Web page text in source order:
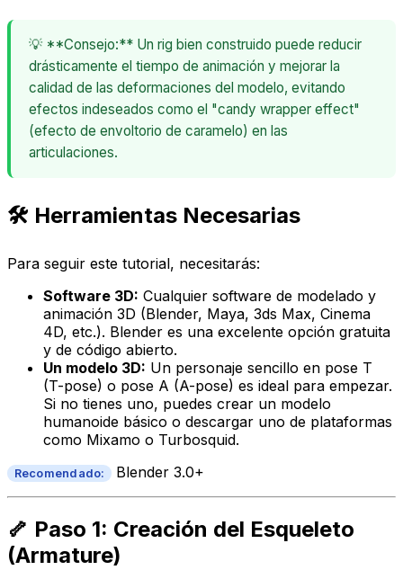
💡 **Consejo:** Un rig bien construido puede reducir
drásticamente el tiempo de animación y mejorar la
calidad de las deformaciones del modelo, evitando
efectos indeseados como el "candy wrapper effect"
(efecto de envoltorio de caramelo) en las
articulaciones.
🛠️ Herramientas Necesarias
Para seguir este tutorial, necesitarás:
Software 3D: Cualquier software de modelado y
animación 3D (Blender, Maya, 3ds Max, Cinema
4D, etc.). Blender es una excelente opción gratuita
y de código abierto.
Un modelo 3D: Un personaje sencillo en pose T
(T-pose) o pose A (A-pose) es ideal para empezar.
Si no tienes uno, puedes crear un modelo
humanoide básico o descargar uno de plataformas
como Mixamo o Turbosquid.
Recomendado: Blender 3.0+
🦴 Paso 1: Creación del Esqueleto
(Armature)